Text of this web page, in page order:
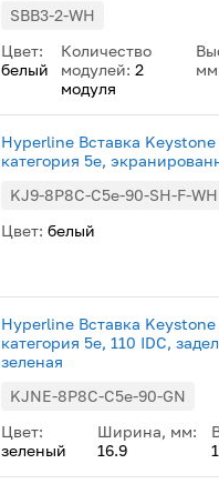
SBB3-2-WH
Цвет:
белый
Количество
модулей:2
модуля
Hyperline Вставка
категория 5e,
KJ9-8P8C-C5e-90-SH-F-WH
Цвет: белый
Hyperline Вставка
категория 5e, 110 IDC,
зеленая
KJNE-8P8C-C5e-90-GN
Цвет:
зеленый
Ширина, мм:
16.9